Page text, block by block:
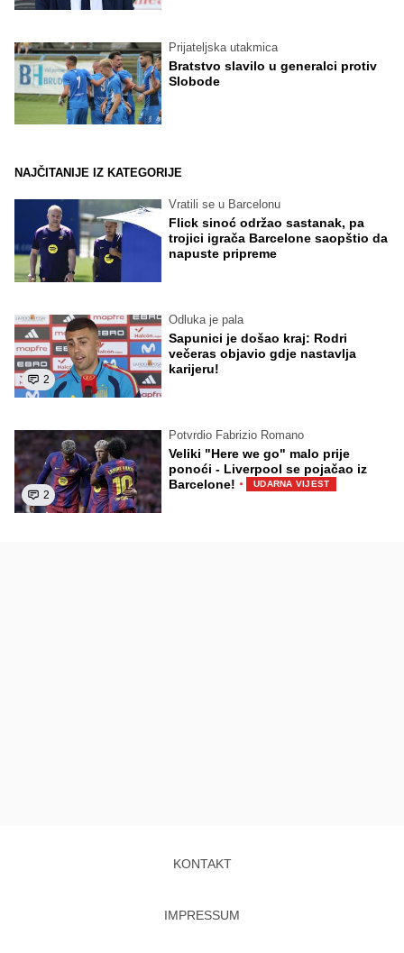
Prijateljska utakmica
Bratstvo slavilo u generalci protiv
Slobode
NAJČITANIJE IZ KATEGORIJE
Vratili se u Barcelonu
Flick sinoć održao sastanak, pa
trojici igrača Barcelone saopštio da
napuste pripreme
2
Odluka je pala
Sapunici je došao kraj: Rodri
večeras objavio gdje nastavlja
karijeru!
2
Potvrdio Fabrizio Romano
Veliki "Here we go" malo prije
ponoći - Liverpool se pojačao iz
Barcelone! · UDARNA VIJEST
KONTAKT
IMPRESSUM